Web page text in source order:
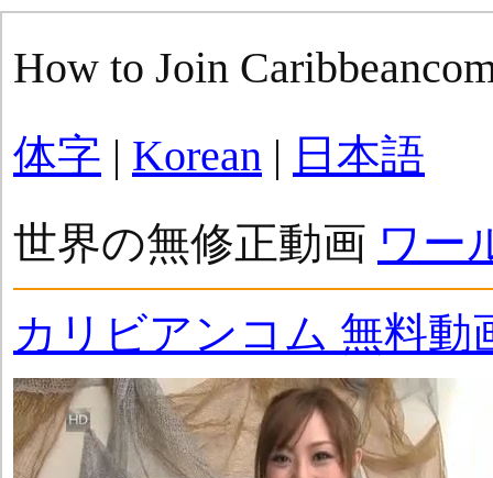
How to Join
体字 | Korean | 日本語
世界の無修正動画 ワー
カリビアンコム 無料動